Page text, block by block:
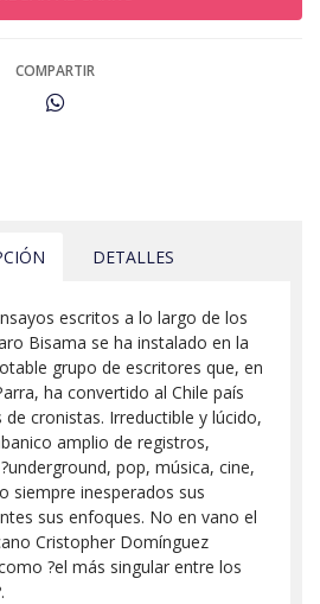
COMPARTIR
DETALLES
escritos a lo largo de los
Bisama se ha instalado en la
grupo de escritores que, en
ha convertido al Chile país
cronistas. Irreductible y lúcido,
amplio de registros,
pop, música, cine,
siempre inesperados sus
sus enfoques. No en vano el
Cristopher Domínguez
?el más singular entre los